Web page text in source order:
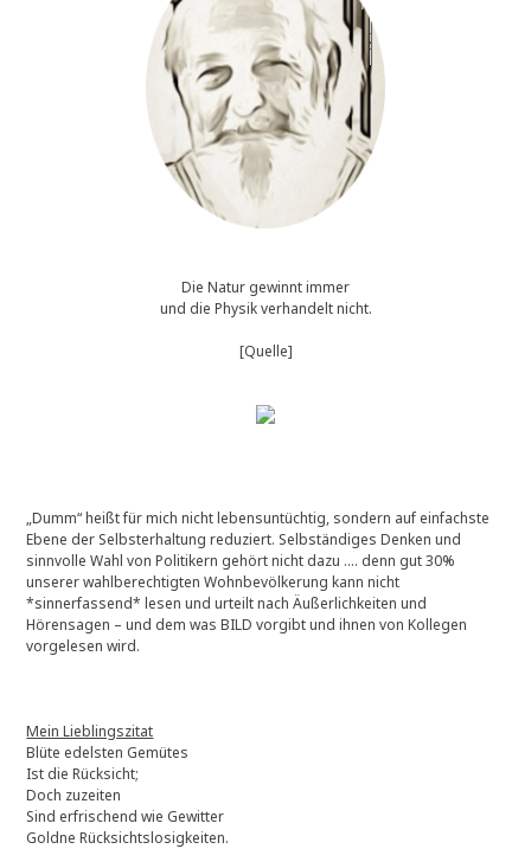
Die Natur gewinnt immer
und die Physik verhandelt nicht.
[Quelle]
„Dumm“ heißt für mich nicht lebensuntüchtig, sondern auf einfachste
Ebene der Selbsterhaltung reduziert. Selbständiges Denken und
sinnvolle Wahl von Politikern gehört nicht dazu …. denn gut 30%
unserer wahlberechtigten Wohnbevölkerung kann nicht
*sinnerfassend* lesen und urteilt nach Äußerlichkeiten und
Hörensagen – und dem was BILD vorgibt und ihnen von Kollegen
vorgelesen wird.
Mein Lieblingszitat
Blüte edelsten Gemütes
Ist die Rücksicht;
Doch zuzeiten
Sind erfrischend wie Gewitter
Goldne Rücksichtslosigkeiten.